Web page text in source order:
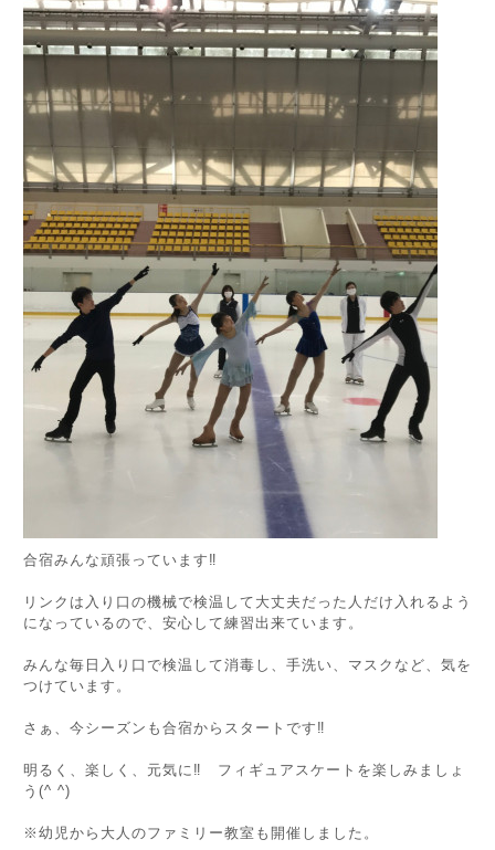
合宿みんな頑張っています‼︎
リンクは入り口の機械で検温して大丈夫だった人だけ入れるよう
になっているので、安心して練習出来ています。
みんな毎日入り口で検温して消毒し、手洗い、マスクなど、気を
つけています。
さぁ、今シーズンも合宿からスタートです‼︎
明るく、楽しく、元気に‼︎ フィギュアスケートを楽しみましょ
う(^ ^)
※幼児から大人のファミリー教室も開催しました。